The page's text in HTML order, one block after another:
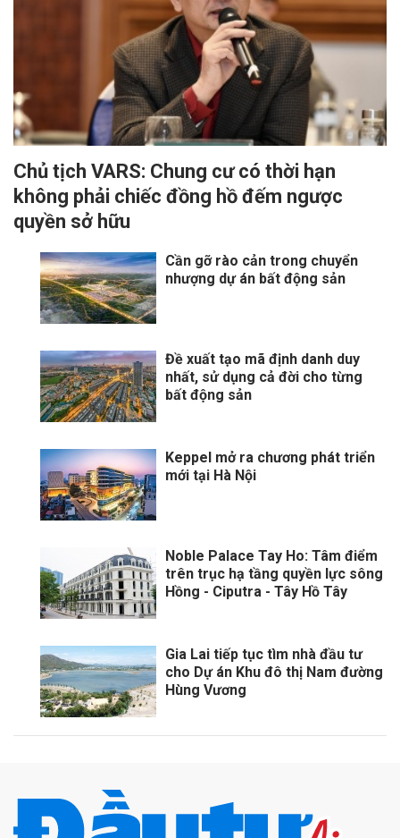
Chủ tịch VARS: Chung cư có thời hạn
không phải chiếc đồng hồ đếm ngược
quyền sở hữu
Cần gỡ rào cản trong chuyển
nhượng dự án bất động sản
Đề xuất tạo mã định danh duy
nhất, sử dụng cả đời cho từng
bất động sản
Keppel mở ra chương phát triển
mới tại Hà Nội
Noble Palace Tay Ho: Tâm điểm
trên trục hạ tầng quyền lực sông
Hồng - Ciputra - Tây Hồ Tây
Gia Lai tiếp tục tìm nhà đầu tư
cho Dự án Khu đô thị Nam đường
Hùng Vương